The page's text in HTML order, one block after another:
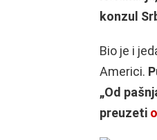
konzul
Bio je i
Americi.
„Od
preuzeti